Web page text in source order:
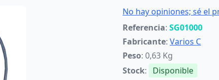
No hay opiniones; sé el
Referencia: SG01000
Fabricante: Varios C
Peso: 0,63 Kg
Stock: Disponible